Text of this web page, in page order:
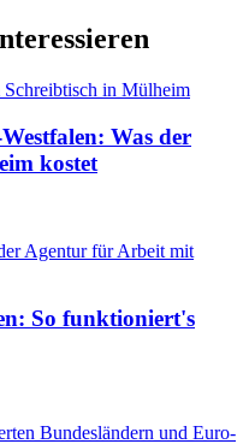
Was der
kostet
So funktioniert's